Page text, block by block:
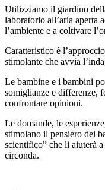
Utilizziamo il giardino
laboratorio all’aria aperta
l’ambiente e a coltivare
Caratteristico è
stimolante che avvia
Le bambine e i bambini
somiglianze e differenze,
confrontare opinioni.
Le domande, le
stimolano il pensiero dei
scientifico” che li aiuterà
circonda.